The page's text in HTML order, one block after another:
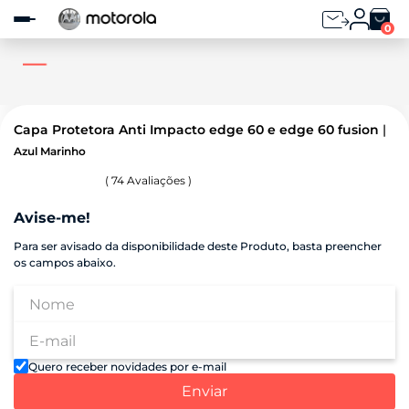
Observação:
este
site
acessibilidade.
0
Capa Protetora Anti Impacto edge 60 e edge 60 fusion
Azul Marinho
( 74 Avaliações )
Avise-me!
Para ser avisado da disponibilidade deste Produto, basta preencher
os campos abaixo.
Quero receber novidades por e-mail
Enviar